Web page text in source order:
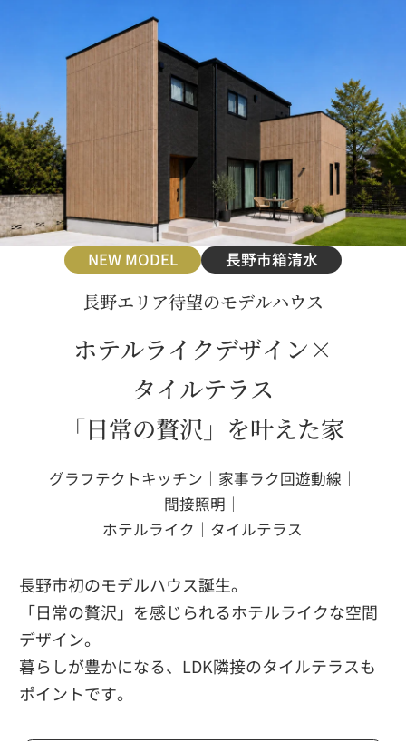
NEW MODEL 長野市箱清水
長野エリア待望のモデルハウス
ホテルライクデザイン×
タイルテラス
「日常の贅沢」を叶えた家
グラフテクトキッチン｜家事ラク回遊動線｜
間接照明｜
ホテルライク｜タイルテラス
長野市初のモデルハウス誕生。
「日常の贅沢」を感じられるホテルライクな空間
デザイン。
暮らしが豊かになる、LDK隣接のタイルテラスも
ポイントです。